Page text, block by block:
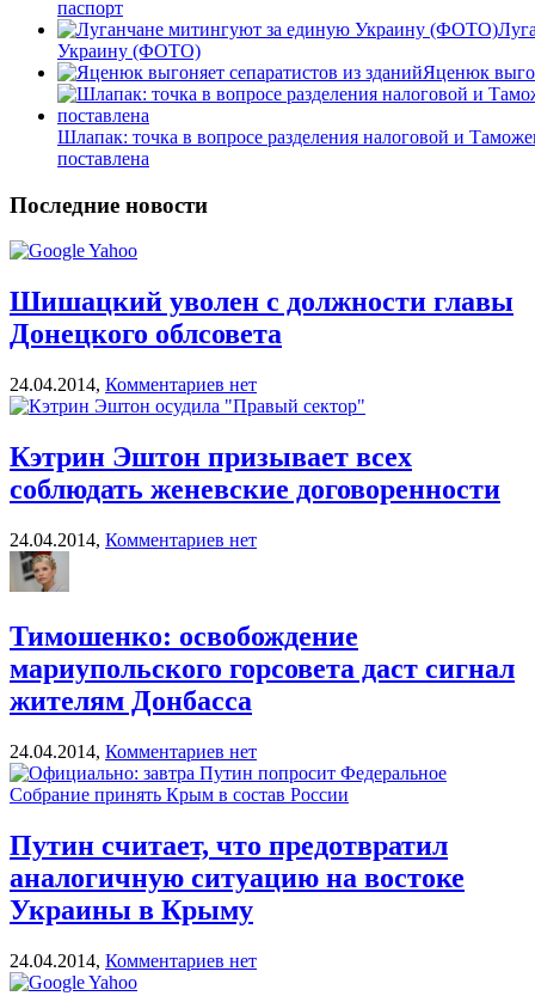
паспорт
Украину (ФОТО)
Яценюк
Шлапак: точка в вопросе разделения налоговой и
поставлена
Последние новости
Шишацкий уволен с должности главы
Донецкого облсовета
24.04.2014, Комментариев нет
Кэтрин Эштон призывает всех
соблюдать женевские договоренности
24.04.2014, Комментариев нет
Тимошенко: освобождение
мариупольского горсовета даст сигнал
жителям Донбасса
24.04.2014, Комментариев нет
Путин считает, что предотвратил
аналогичную ситуацию на востоке
Украины в Крыму
24.04.2014, Комментариев нет